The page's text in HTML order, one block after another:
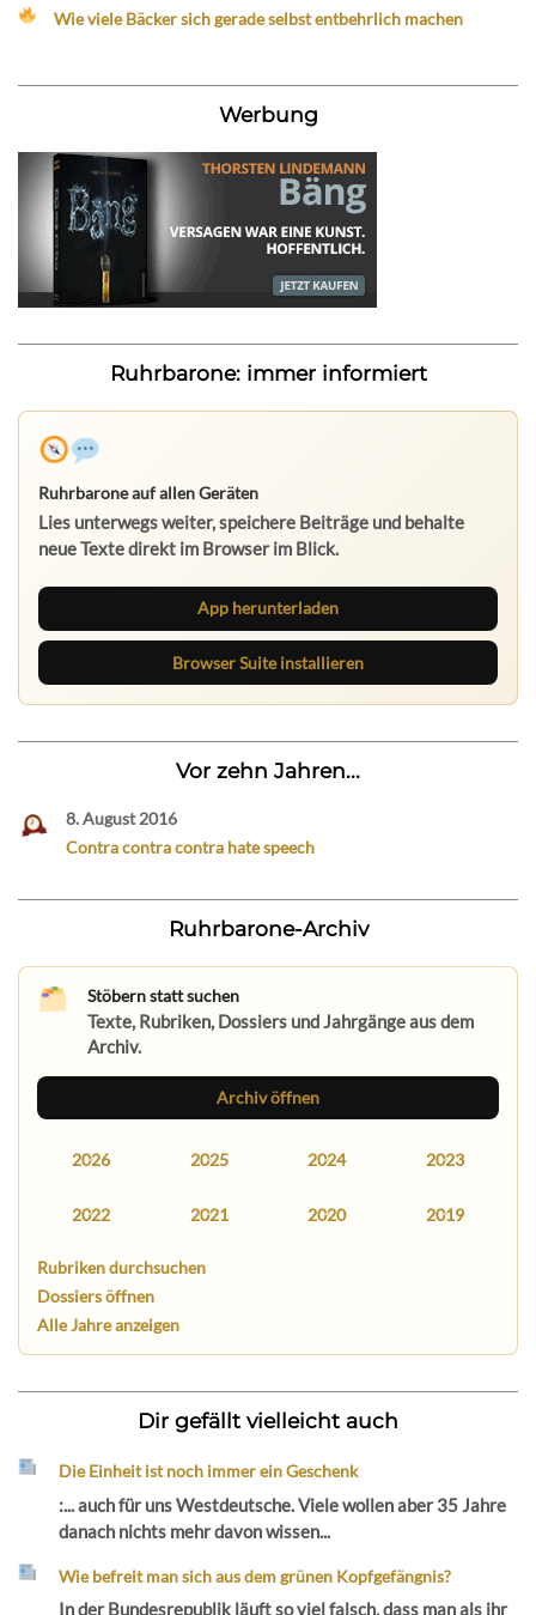
Wie viele Bäcker sich gerade selbst entbehrlich machen
Werbung
Ruhrbarone: immer informiert
Ruhrbarone auf allen Geräten
Lies unterwegs weiter, speichere Beiträge und behalte
neue Texte direkt im Browser im Blick.
App herunterladen
Browser Suite installieren
Vor zehn Jahren...
8. August 2016
Contra contra contra hate speech
Ruhrbarone-Archiv
Stöbern statt suchen
Texte, Rubriken, Dossiers und Jahrgänge aus dem
Archiv.
Archiv öffnen
2026 2025 2024 2023
2022 2021 2020 2019
Rubriken durchsuchen
Dossiers öffnen
Alle Jahre anzeigen
Dir gefällt vielleicht auch
Die Einheit ist noch immer ein Geschenk
:... auch für uns Westdeutsche. Viele wollen aber 35 Jahre
danach nichts mehr davon wissen...
Wie befreit man sich aus dem grünen Kopfgefängnis?
In der Bundesrepublik läuft so viel falsch, dass man als ihr